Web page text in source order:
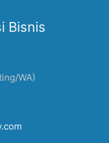
Bisnis
WA)